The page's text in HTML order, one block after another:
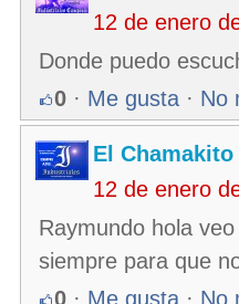
12 de enero
Donde puedo
0 · Me gusta · No
El Chamakito
12 de enero
Raymundo hola
siempre para que
0 · Me gusta · No